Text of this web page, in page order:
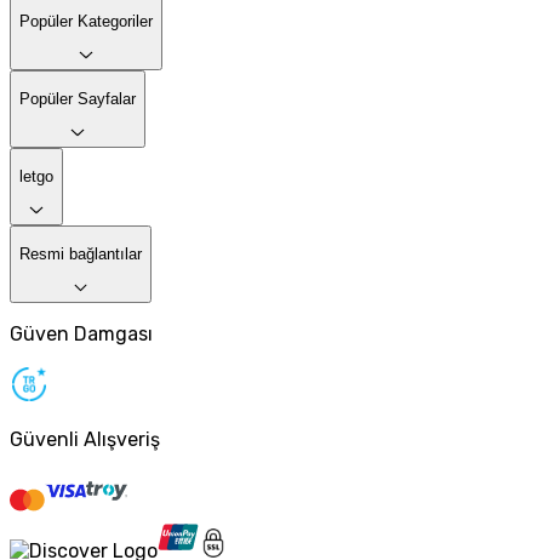
Popüler Kategoriler
Popüler Sayfalar
letgo
Resmi bağlantılar
Güven Damgası
Güvenli Alışveriş